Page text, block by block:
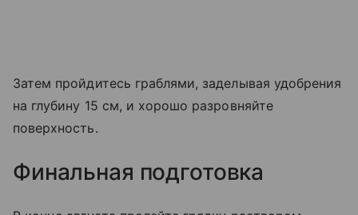
Затем пройдитесь граблями, заделывая удобрения
на глубину 15 см, и хорошо разровняйте
поверхность.
Финальная подготовка